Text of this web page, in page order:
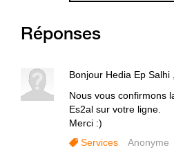
Réponses
Bonjour Hedia Ep Salhi ,
Nous vous confirmons
Es2al sur votre ligne.
Merci :)
Services
Anonyme